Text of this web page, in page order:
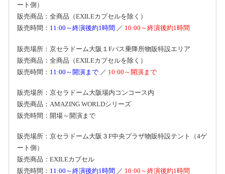
ート側）
販売商品：全商品（EXILEカプセルを除く）
販売時間： 11:00～終演後約1時間 ／ 10:00～終演後約1時間
販売場所：京セラドーム大阪１Fバス乗降所物販特設エリア
販売商品：全商品（EXILEカプセルを除く）
販売時間： 11:00～開演まで ／ 10:00～開演まで
販売場所：京セラドーム大阪場内コンコース内
販売商品：AMAZING WORLDシリーズ
販売時間：開場～開演まで
販売場所：京セラドーム大阪３F中央プラザ物販特設テント（4ゲ
ート側）
販売商品：EXILEカプセル
販売時間： 11:00～終演後約1時間 ／ 10:00～終演後約1時間